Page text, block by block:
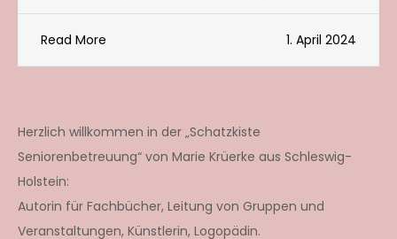
Read More 1. April 2024
Herzlich willkommen in der „Schatzkiste
Seniorenbetreuung“ von Marie Krüerke aus Schleswig-
Holstein:
Autorin für Fachbücher, Leitung von Gruppen und
Veranstaltungen, Künstlerin, Logopädin.